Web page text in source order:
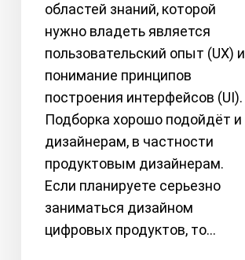
веб-
дизайне
областей знаний, которой
нужно владеть является
пользовательский опыт (UX) и
понимание принципов
построения интерфейсов (UI).
Подборка хорошо подойдёт и
дизайнерам, в частности
продуктовым дизайнерам.
Если планируете серьезно
заниматься дизайном
цифровых продуктов, то…